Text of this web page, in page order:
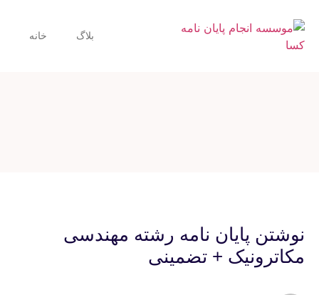
خانه بلاگ
نوشتن پایان نامه رشته مهندسی
مکاترونیک + تضمینی